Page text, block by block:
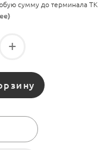
сумму до терминала ТК
+